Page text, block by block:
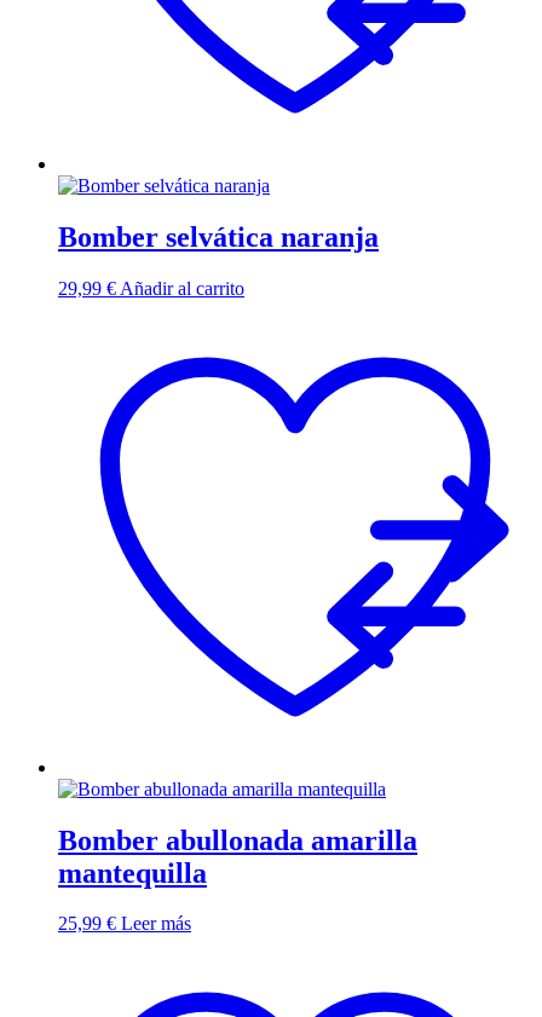
Bomber selvática naranja
29,99 € Añadir al carrito
Bomber abullonada amarilla
mantequilla
25,99 € Leer más